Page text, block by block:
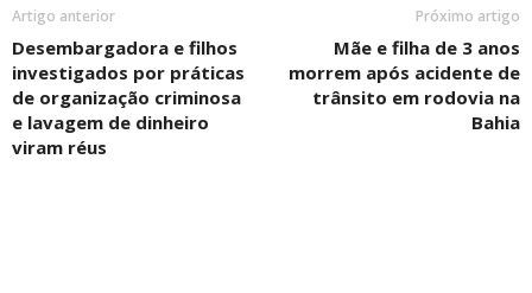
Artigo anterior
Desembargadora e filhos
investigados por práticas
de organização criminosa
e lavagem de dinheiro
viram réus
Próximo artigo
Mãe e filha de 3 anos
morrem após acidente de
trânsito em rodovia na
Bahia